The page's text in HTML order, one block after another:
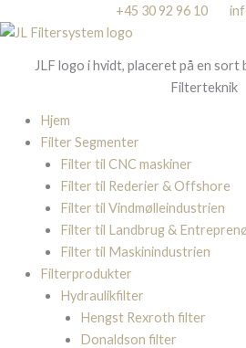
til
+45 30 92 96 10
JLF logo i hvidt, placeret på en sort
Filterteknik
Hjem
Filter Segmenter
Filter til CNC maskiner
Filter til Rederier & Offshore
Filter til Vindmølleindustrien
Filter til Landbrug &
Filter til Maskinindustrien
Filterprodukter
Hydraulikfilter
Hengst Rexroth filter
Donaldson filter